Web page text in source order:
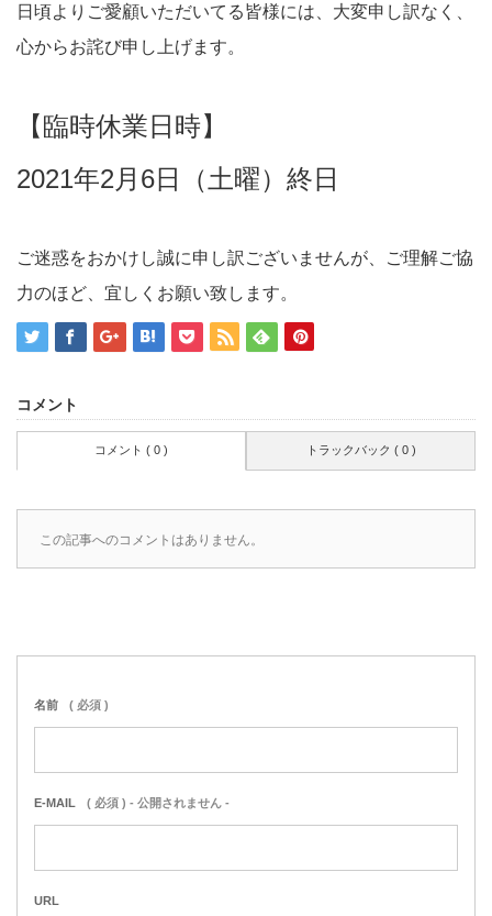
日頃よりご愛顧いただいてる皆様には、大変申し訳なく、
心からお詫び申し上げます。
【臨時休業日時】
2021年2月6日（土曜）終日
ご迷惑をおかけし誠に申し訳ございませんが、ご理解ご協
力のほど、宜しくお願い致します。
コメント
コメント ( 0 ) トラックバック ( 0 )
この記事へのコメントはありません。
名前 ( 必須 )
E-MAIL ( 必須 ) - 公開されません -
URL